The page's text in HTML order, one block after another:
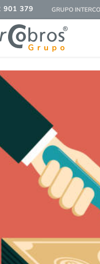
901 379 GRUPO